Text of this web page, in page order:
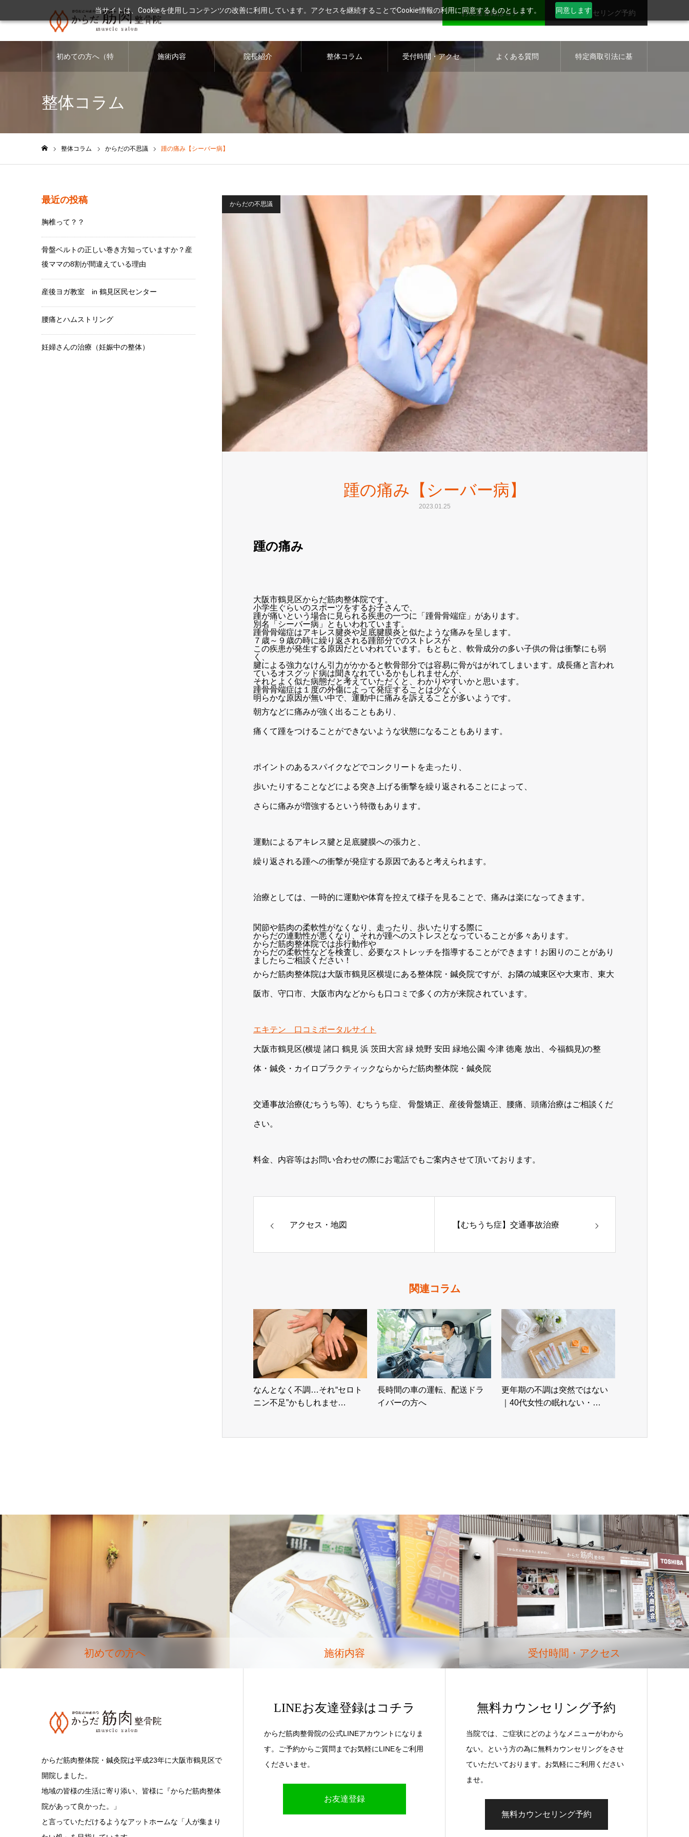
当サイトは、Cookieを使用しコンテンツの改善に利用しています。アクセスを継続することでCookie情報の利用に同意するものとします。 同意します
お友達登録はコチラ 無料カウンセリング予約
初めての方へ（特 施術内容 院長紹介 整体コラム 受付時間・アクセ
ス
よくある質問 特定商取引法に基
整体コラム
整体コラム からだの不思議 踵の痛み【シーバー病】
からだの不思議
踵の痛み【シーバー病】
2023.01.25
踵の痛み
大阪市鶴見区からだ筋肉整体院です。
小学生ぐらいのスポーツをするお子さんで、
踵が痛いという場合に見られる疾患の一つに「踵骨骨端症」があります。
別名「シーバー病」ともいわれています。
踵骨骨端症はアキレス腱炎や足底腱膜炎と似たような痛みを呈します。
７歳～９歳の時に繰り返される踵部分でのストレスが
この疾患が発生する原因だといわれています。もともと、軟骨成分の多い子供の骨は衝撃にも弱
く、
腱による強力なけん引力がかかると軟骨部分では容易に骨がはがれてしまいます。成長痛と言われ
ているオスグッド病は聞きなれているかもしれませんが、
それとよく似た病態だと考えていただくと、わかりやすいかと思います。
踵骨骨端症は１度の外傷によって発症することは少なく、
明らかな原因が無い中で、運動中に痛みを訴えることが多いようです。
朝方などに痛みが強く出ることもあり、
痛くて踵をつけることができないような状態になることもあります。
ポイントのあるスパイクなどでコンクリートを走ったり、
歩いたりすることなどによる突き上げる衝撃を繰り返されることによって、
さらに痛みが増強するという特徴もあります。
運動によるアキレス腱と足底腱膜への張力と、
繰り返される踵への衝撃が発症する原因であると考えられます。
治療としては、一時的に運動や体育を控えて様子を見ることで、痛みは楽になってきます。
関節や筋肉の柔軟性がなくなり、走ったり、歩いたりする際に
からだの連動性が悪くなり、それが踵へのストレスとなっていることが多々あります。
からだ筋肉整体院では歩行動作や
からだの柔軟性などを検査し、必要なストレッチを指導することができます！お困りのことがあり
ましたらご相談ください！
からだ筋肉整体院は大阪市鶴見区横堤にある整体院・鍼灸院ですが、お隣の城東区や大東市、東大
阪市、守口市、大阪市内などからも口コミで多くの方が来院されています。
エキテン 口コミポータルサイト
大阪市鶴見区(横堤 諸口 鶴見 浜 茨田大宮 緑 焼野 安田 緑地公園 今津 徳庵 放出、今福鶴見)の整
体・鍼灸・カイロプラクティックならからだ筋肉整体院・鍼灸院
交通事故治療(むちうち等)、むちうち症、 骨盤矯正、産後骨盤矯正、腰痛、頭痛治療はご相談くだ
さい。
料金、内容等はお問い合わせの際にお電話でもご案内させて頂いております。
アクセス・地図 【むちうち症】交通事故治療
関連コラム
なんとなく不調…それ“セロト
ニン不足”かもしれませ…
長時間の車の運転、配送ドラ
イバーの方へ
更年期の不調は突然ではない
｜40代女性の眠れない・…
最近の投稿
胸椎って？？
骨盤ベルトの正しい巻き方知っていますか？産
後ママの8割が間違えている理由
産後ヨガ教室 in 鶴見区民センター
腰痛とハムストリング
妊婦さんの治療（妊娠中の整体）
初めての方へ 施術内容 受付時間・アクセス
からだ筋肉整体院・鍼灸院は平成23年に大阪市鶴見区で
開院しました。
地域の皆様の生活に寄り添い、皆様に『からだ筋肉整体
院があって良かった。」
と言っていただけるようなアットホームな「人が集まり
LINEお友達登録はコチラ
からだ筋肉整骨院の公式LINEアカウントになりま
す。ご予約からご質問までお気軽にLINEをご利用
くださいませ。
お友達登録
無料カウンセリング予約
当院では、ご症状にどのようなメニューがわから
ない。という方の為に無料カウンセリングをさせ
ていただいております。お気軽にご利用ください
ませ。
無料カウンセリング予約